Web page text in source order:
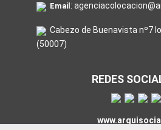
Email :
Cabezo de Buenavista nº7
(50007)
REDES